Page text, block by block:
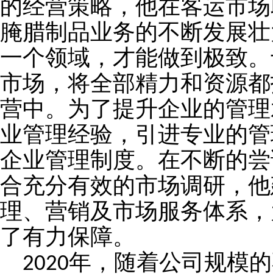
的经营策略，他在客运市
腌腊制品业务的不断发展
一个领域，才能做到极致
市场，将全部精力和资源
营中。为了提升企业的管
业管理经验，引进专业的
企业管理制度。在不断的
合充分有效的市场调研，
理、营销及市场服务体系
了有力保障。
2020年，随着公司规模